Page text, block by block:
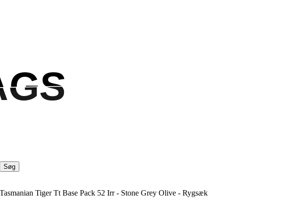
Søg
Tasmanian Tiger Tt Base Pack 52 Irr - Stone Grey Olive - Rygsæk